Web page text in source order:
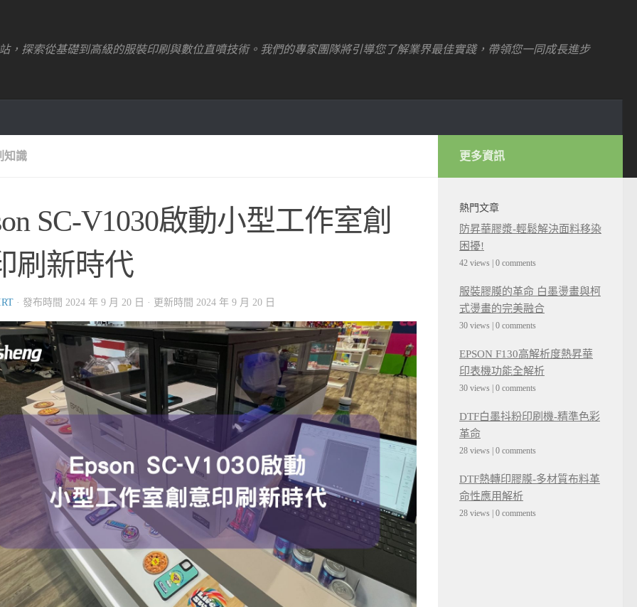
，探索從基礎到高級的服裝印刷與數位直噴技術。我們的專家團隊將引導您了解業界最佳實踐，帶領您一同成長進步
知識
SC-V1030啟動小型工作室創
刷新時代
· 發布時間 2024 年 9 月 20 日 · 更新時間 2024 年 9 月 20 日
更多資訊
熱門文章
防昇華膠漿-輕鬆解決面料移染
困擾!
42 views 0 comments
服裝膠膜的革命 白墨燙畫與柯
式燙畫的完美融合
30 views 0 comments
EPSON F130高解析度熱昇華
印表機功能全解析
30 views 0 comments
DTF白墨抖粉印刷機-精準色彩
革命
28 views 0 comments
DTF熱轉印膠膜-多材質布料革
命性應用解析
28 views 0 comments